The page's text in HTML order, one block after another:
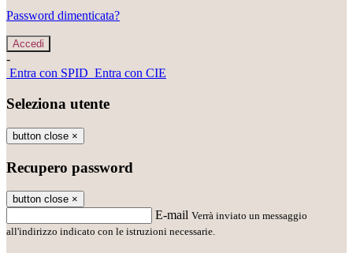
Password dimenticata?
-
Entra con SPID Entra con CIE
Seleziona utente
button close ×
Recupero password
button close ×
E-mail Verrà inviato un messaggio
all'indirizzo indicato con le istruzioni necessarie.